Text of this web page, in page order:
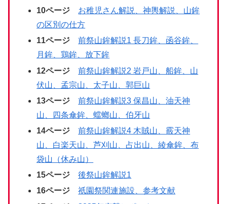
10ページ
お稚児さん解説、神輿解説、山鉾
の区別の仕方
11ページ
前祭山鉾解説1 長刀鉾、函谷鉾、
月鉾、鶏鉾、放下鉾
12ページ
前祭山鉾解説2 岩戸山、船鉾、山
伏山、孟宗山、太子山、郭巨山
13ページ
前祭山鉾解説3 保昌山、油天神
山、四条傘鉾、蟷螂山、伯牙山
14ページ
前祭山鉾解説4 木賊山、霰天神
山、白楽天山、芦刈山、占出山、綾傘鉾、布
袋山（休み山）
15ページ
後祭山鉾解説1
16ページ
祇園祭関連施設、参考文献